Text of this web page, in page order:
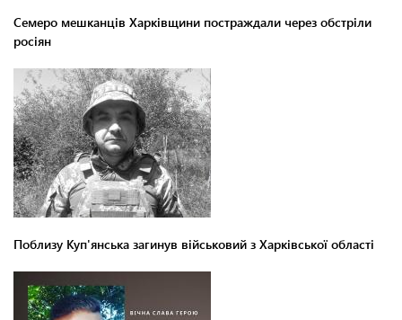
Семеро мешканців Харківщини постраждали через обстріли
росіян
Поблизу Куп'янська загинув військовий з Харківської області